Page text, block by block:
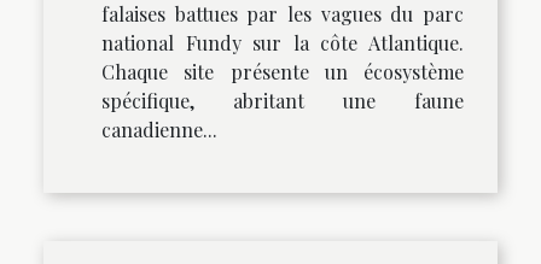
falaises battues par les vagues du parc
national Fundy sur la côte Atlantique.
Chaque site présente un écosystème
spécifique, abritant une faune
canadienne...